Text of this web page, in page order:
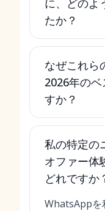
に、どのよ
たか？
なぜこれら
2026年の
すか？
私の特定の
オファー体
どれですか
WhatsAppを